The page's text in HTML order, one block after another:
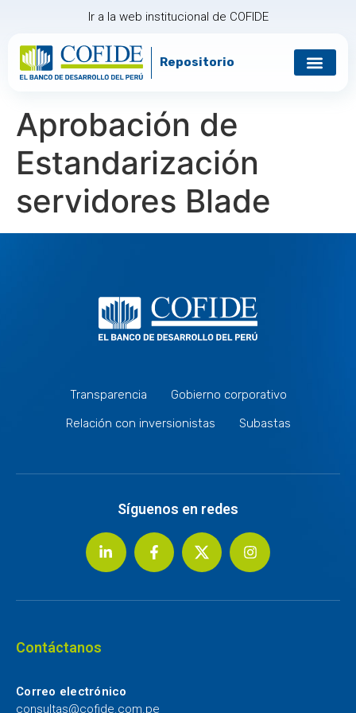
Ir a la web institucional de COFIDE
Repositorio
Aprobación de
Estandarización
servidores Blade
Transparencia
Gobierno corporativo
Relación con inversionistas
Subastas
Síguenos en redes
Contáctanos
Correo electrónico
consultas@cofide.com.pe